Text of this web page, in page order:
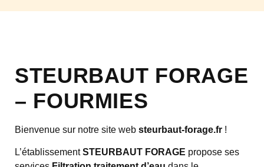
STEURBAUT FORAGE
– FOURMIES
Bienvenue sur notre site web steurbaut-forage.fr !
L’établissementSTEURBAUT FORAGE propose ses